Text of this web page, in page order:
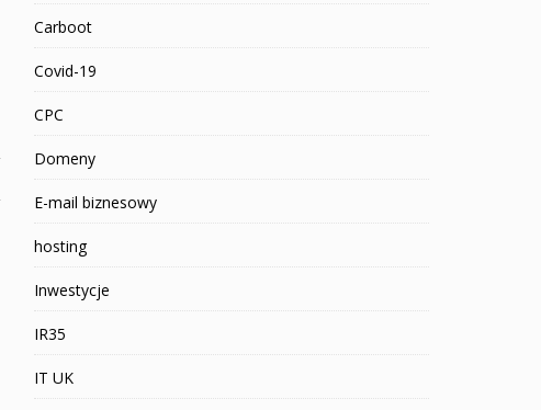
Carboot
Covid-19
CPC
Domeny
E-mail biznesowy
hosting
Inwestycje
IR35
IT UK